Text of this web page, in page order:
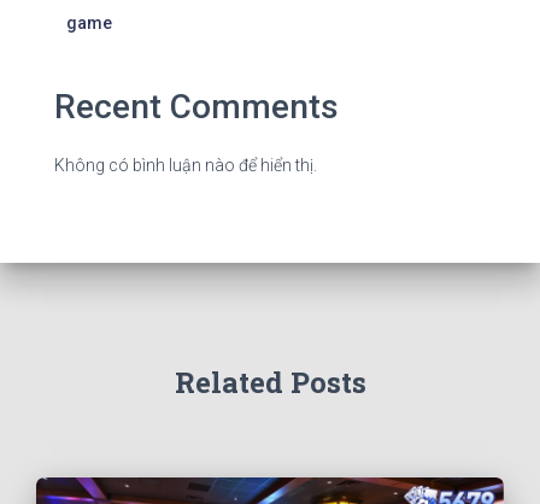
game
Recent Comments
Không có bình luận nào để hiển thị.
Related Posts